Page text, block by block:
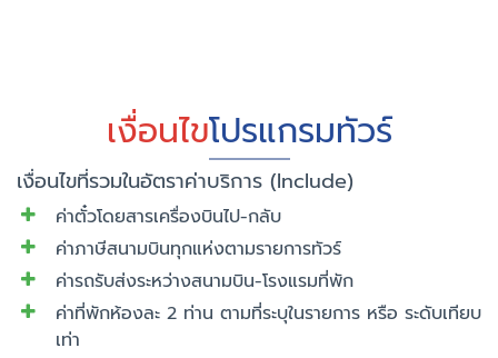
เงื่อนไขโปรแกรมทัวร์
เงื่อนไขที่รวมในอัตราค่าบริการ (Include)
ค่าตั๋วโดยสารเครื่องบินไป-กลับ
ค่าภาษีสนามบินทุกแห่งตามรายการทัวร์
ค่ารถรับส่งระหว่างสนามบิน-โรงแรมที่พัก
ค่าที่พักห้องละ 2 ท่าน ตามที่ระบุในรายการ หรือ ระดับเทียบ
เท่า